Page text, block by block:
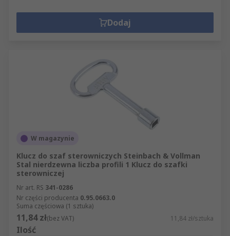
Dodaj
W magazynie
Klucz do szaf sterowniczych Steinbach & Vollman
Stal nierdzewna liczba profili 1 Klucz do szafki
sterowniczej
Nr art. RS 341-0286
Nr części producenta 0.95.0663.0
Suma częściowa (1 sztuka)
11,84 zł(bez VAT) 11,84 zł/sztuka
Ilość